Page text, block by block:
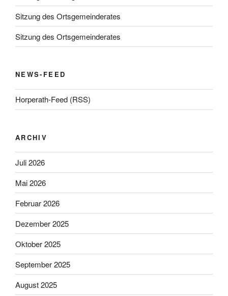
Sitzung des Ortsgemeinderates
Sitzung des Ortsgemeinderates
NEWS-FEED
Horperath-Feed (RSS)
ARCHIV
Juli 2026
Mai 2026
Februar 2026
Dezember 2025
Oktober 2025
September 2025
August 2025